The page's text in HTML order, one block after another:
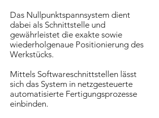
Das Nullpunktspannsystem dient
dabei als Schnittstelle und
gewährleistet die exakte sowie
wiederholgenaue Positionierung des
Werkstücks.
Mittels Softwareschnittstellen lässt
sich das System in netzgesteuerte
automatisierte Fertigungsprozesse
einbinden.